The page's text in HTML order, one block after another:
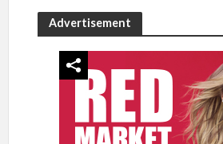
Advertisement